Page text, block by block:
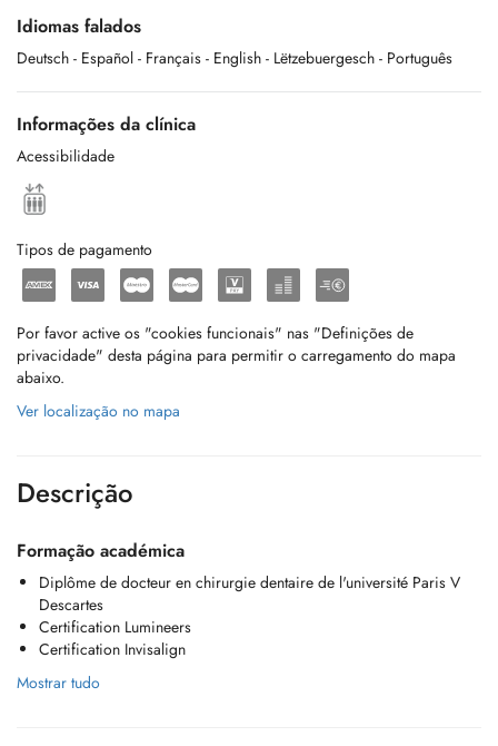
Idiomas falados
Deutsch - Español - Français - English - Lëtzebuergesch - Português
Informações da clínica
Acessibilidade
Tipos de pagamento
Por favor active os "cookies funcionais" nas "Definições de
privacidade" desta página para permitir o carregamento do mapa
abaixo.
Ver localização no mapa
Descrição
Formação académica
Diplôme de docteur en chirurgie dentaire de l'université Paris V
Descartes
Certification Lumineers
Certification Invisalign
Mostrar tudo